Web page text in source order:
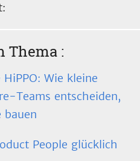
Thema :
Wie kleine
Teams entscheiden,
bauen
People glücklich